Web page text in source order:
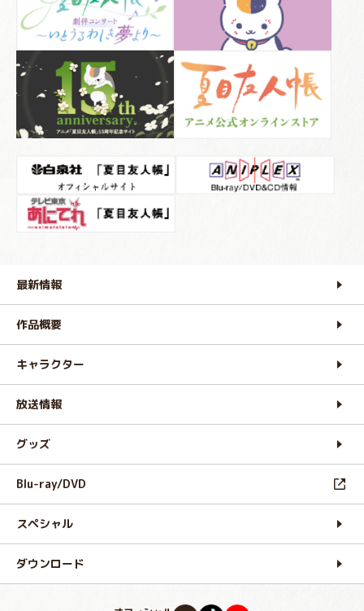
最新情報
作品概要
キャラクター
放送情報
グッズ
Blu-ray/DVD
スペシャル
ダウンロード